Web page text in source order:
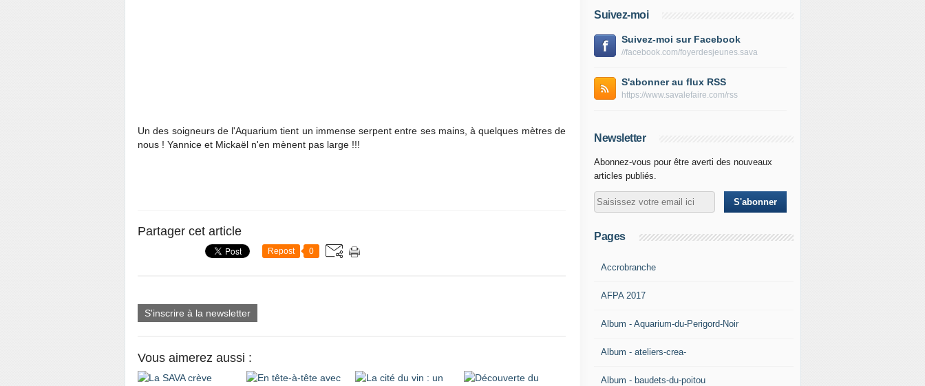
Un des soigneurs de l'Aquarium tient un immense serpent entre ses mains, à quelques mètres de
nous ! Yannice et Mickaël n'en mènent pas large !!!
Partager cet article
Repost 0
S'inscrire à la newsletter
Vous aimerez aussi :
Suivez-moi
Suivez-moi sur Facebook
//facebook.com/foyerdesjeunes.sava
S'abonner au flux RSS
https://www.savalefaire.com/rss
Newsletter
Abonnez-vous pour être averti des nouveaux
articles publiés.
Pages
Accrobranche
AFPA 2017
Album - Aquarium-du-Perigord-Noir
Album - ateliers-crea-
Album - baudets-du-poitou